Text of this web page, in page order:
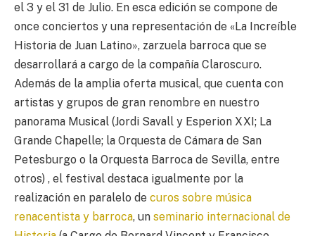
el 3 y el 31 de Julio. En esca edición se compone de
once conciertos y una representación de «La Increíble
Historia de Juan Latino», zarzuela barroca que se
desarrollará a cargo de la compañía Claroscuro.
Además de la amplia oferta musical, que cuenta con
artistas y grupos de gran renombre en nuestro
panorama Musical (Jordi Savall y Esperion XXI; La
Grande Chapelle; la Orquesta de Cámara de San
Petesburgo o la Orquesta Barroca de Sevilla, entre
otros) , el festival destaca igualmente por la
realización en paralelo de curos sobre música
renacentista y barroca, un seminario internacional de